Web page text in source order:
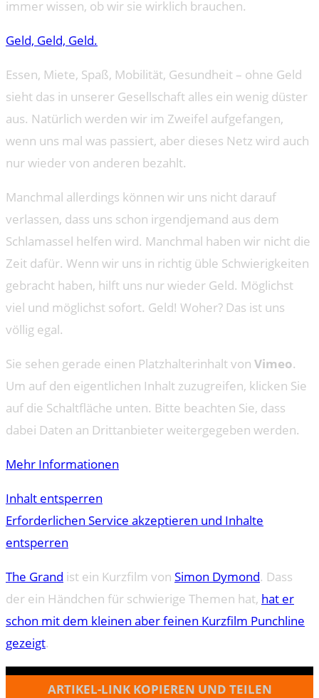
immer wissen, ob wir sie wirklich brauchen.
Geld, Geld, Geld.
Essen, Miete, Spaß, Mobilität, Gesundheit – ohne Geld
sieht das in unserer Gesellschaft alles ein wenig düster
aus. Natürlich werden wir im Zweifel aufgefangen,
wenn uns mal was passiert, aber dieses Netz wird auch
nur wieder von anderen bezahlt.
Manchmal allerdings können wir uns nicht darauf
verlassen, dass uns schon irgendjemand aus dem
Schlamassel helfen wird. Manchmal haben wir nicht die
Zeit dafür. Wenn wir uns in richtig üble Schwierigkeiten
gebracht haben, hilft uns nur wieder Geld. Möglichst
viel und möglichst sofort. Geld! Woher? Das ist uns
völlig egal.
Sie sehen gerade einen Platzhalterinhalt von Vimeo.
Um auf den eigentlichen Inhalt zuzugreifen, klicken Sie
auf die Schaltfläche unten. Bitte beachten Sie, dass
dabei Daten an Drittanbieter weitergegeben werden.
Mehr Informationen
Inhalt entsperren
Erforderlichen Service akzeptieren und Inhalte
entsperren
The Grand ist ein Kurzfilm von Simon Dymond. Dass
der ein Händchen für schwierige Themen hat, hat er
schon mit dem kleinen aber feinen Kurzfilm Punchline
gezeigt.
ARTIKEL-LINK KOPIEREN UND TEILEN